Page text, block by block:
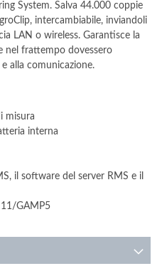
System. Salva 44.000 coppie
intercambiabile, inviandoli
LAN o wireless. Garantisce la
nel frattempo dovessero
alla comunicazione.
misura
interna
il software del server RMS e il
GAMP5